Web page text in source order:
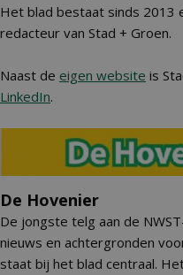
Het blad bestaat sinds 2013
redacteur van Stad + Groen.
Naast de eigen website is
LinkedIn.
De Hovenier
De jongste telg aan de
nieuws en achtergronden
staat bij het blad centraal.